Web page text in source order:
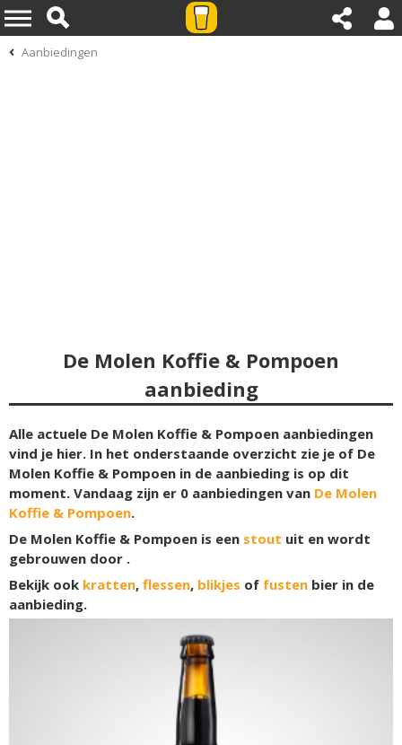
Aanbiedingen
De Molen Koffie & Pompoen
aanbieding
Alle actuele De Molen Koffie & Pompoen aanbiedingen
vind je hier. In het onderstaande overzicht zie je of De
Molen Koffie & Pompoen in de aanbieding is op dit
moment. Vandaag zijn er 0 aanbiedingen van De Molen
Koffie & Pompoen.
De Molen Koffie & Pompoen is een stout uit en wordt
gebrouwen door .
Bekijk ook kratten, flessen, blikjes of fusten bier in de
aanbieding.